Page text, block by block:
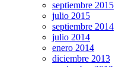
septiembre 2015
julio 2015
septiembre 2014
julio 2014
enero 2014
diciembre 2013